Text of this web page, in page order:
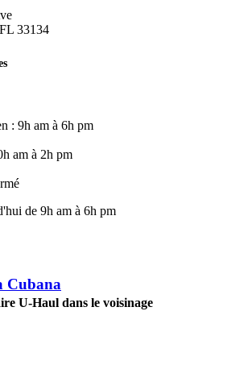
33134
: 9h am à 6h pm
am à 2h pm
de 9h am à 6h pm
Cubana
U-Haul dans le voisinage